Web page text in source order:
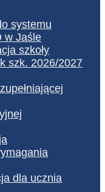
systemu
w Jaśle
szkoły
szk. 2026/2027
dla ucznia